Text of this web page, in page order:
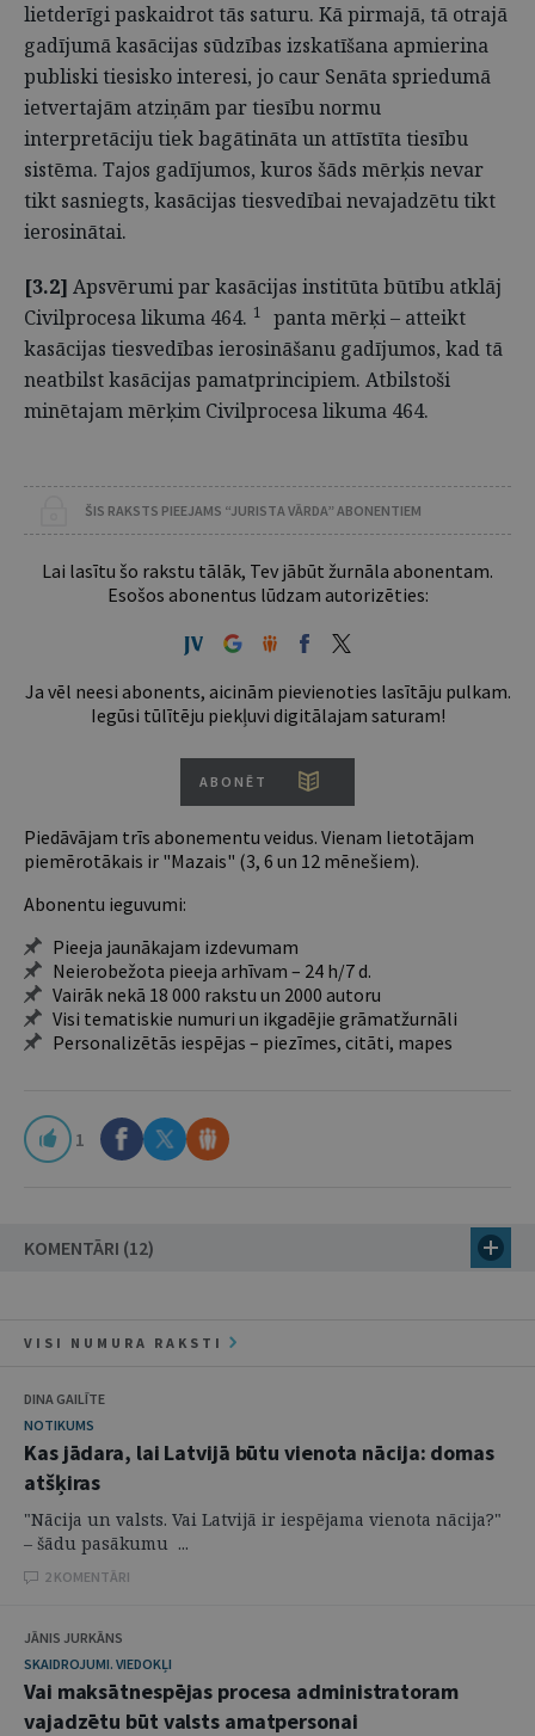
lietderīgi paskaidrot tās saturu. Kā pirmajā, tā otrajā
gadījumā kasācijas sūdzības izskatīšana apmierina
publiski tiesisko interesi, jo caur Senāta spriedumā
ietvertajām atziņām par tiesību normu
interpretāciju tiek bagātināta un attīstīta tiesību
sistēma. Tajos gadījumos, kuros šāds mērķis nevar
tikt sasniegts, kasācijas tiesvedībai nevajadzētu tikt
ierosinātai.
[3.2] Apsvērumi par kasācijas institūta būtību atklāj
Civilprocesa likuma 464. 1
panta mērķi – atteikt
kasācijas tiesvedības ierosināšanu gadījumos, kad tā
neatbilst kasācijas pamatprincipiem. Atbilstoši
minētajam mērķim Civilprocesa likuma 464.
ŠIS RAKSTS PIEEJAMS “JURISTA VĀRDA” ABONENTIEM
Lai lasītu šo rakstu tālāk, Tev jābūt žurnāla abonentam.
Esošos abonentus lūdzam autorizēties:
Ja vēl neesi abonents, aicinām pievienoties lasītāju pulkam.
Iegūsi tūlītēju piekļuvi digitālajam saturam!
ABONĒT
Piedāvājam trīs abonementu veidus. Vienam lietotājam
piemērotākais ir "Mazais" (3, 6 un 12 mēnešiem).
Abonentu ieguvumi:
Pieeja jaunākajam izdevumam
Neierobežota pieeja arhīvam – 24 h/7 d.
Vairāk nekā 18 000 rakstu un 2000 autoru
Visi tematiskie numuri un ikgadējie grāmatžurnāli
Personalizētās iespējas – piezīmes, citāti, mapes
1
KOMENTĀRI (12)
VISI NUMURA RAKSTI
DINA GAILĪTE
NOTIKUMS
Kas jādara, lai Latvijā būtu vienota nācija: domas
atšķiras
"Nācija un valsts. Vai Latvijā ir iespējama vienota nācija?"
– šādu pasākumu ...
2 KOMENTĀRI
JĀNIS JURKĀNS
SKAIDROJUMI. VIEDOKĻI
Vai maksātnespējas procesa administratoram
vajadzētu būt valsts amatpersonai